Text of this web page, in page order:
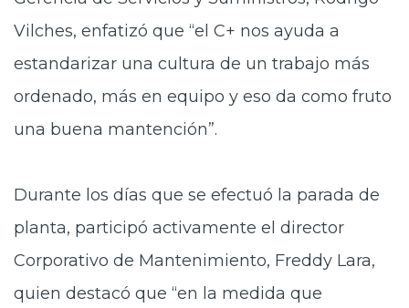
Vilches, enfatizó que “el C+ nos ayuda a
estandarizar una cultura de un trabajo más
ordenado, más en equipo y eso da como fruto
una buena mantención”.
Durante los días que se efectuó la parada de
planta, participó activamente el director
Corporativo de Mantenimiento, Freddy Lara,
quien destacó que “en la medida que